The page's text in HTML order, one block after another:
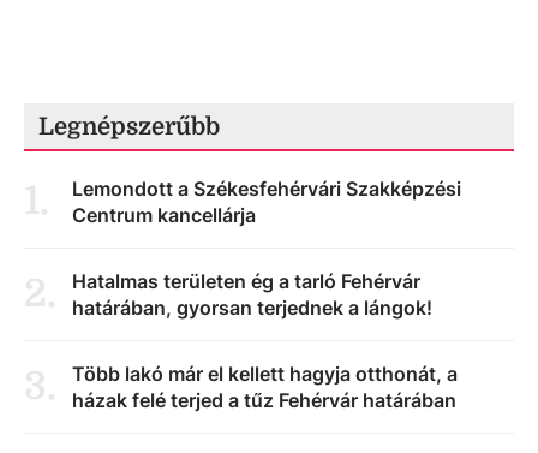
Legnépszerűbb
1.
Lemondott a Székesfehérvári Szakképzési
Centrum kancellárja
2.
Hatalmas területen ég a tarló Fehérvár
határában, gyorsan terjednek a lángok!
3.
Több lakó már el kellett hagyja otthonát, a
házak felé terjed a tűz Fehérvár határában